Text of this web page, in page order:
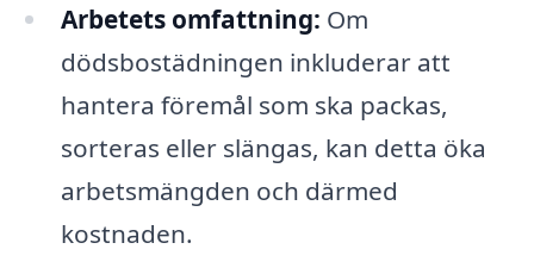
Arbetets omfattning: Om
dödsbostädningen inkluderar att
hantera föremål som ska packas,
sorteras eller slängas, kan detta öka
arbetsmängden och därmed
kostnaden.